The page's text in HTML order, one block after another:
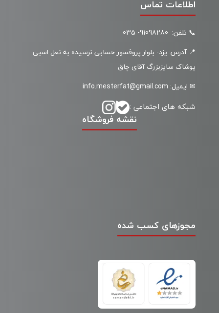
مجوزهای کسب شده
اطلاعات تماس
📞 تلفن: 91098280- 035
📍 آدرس: یزد- بلوار پروفسور حسابی نرسیده به نعل اسبی
پوشاک سایزبزرگ آقای چاق
✉ ایمیل: info.mesterfat@gmail.com
شبکه های اجتماعی :
نقشه فروشگاه